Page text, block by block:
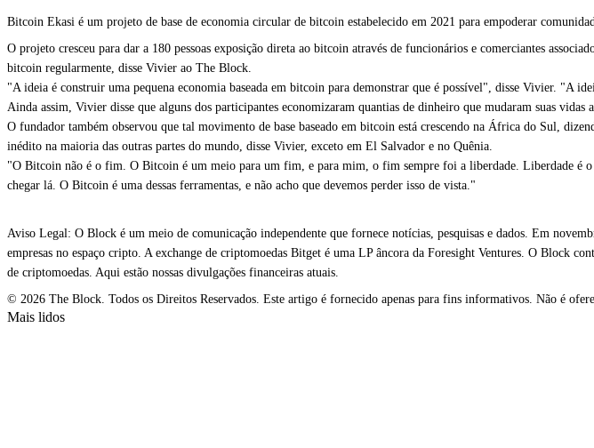
Bitcoin Ekasi é um projeto de base de economia circular de bitcoin estabelecido em 2021 para empoderar
O projeto cresceu para dar a 180 pessoas exposição direta ao bitcoin através de funcionários e comerciantes
bitcoin regularmente, disse Vivier ao The Block.
"A ideia é construir uma pequena economia baseada em bitcoin para demonstrar que é possível", disse Vivier. "A
Ainda assim, Vivier disse que alguns dos participantes economizaram quantias de dinheiro que mudaram suas vidas
O fundador também observou que tal movimento de base baseado em bitcoin está crescendo na África do Sul,
inédito na maioria das outras partes do mundo, disse Vivier, exceto em El Salvador e no Quênia.
"O Bitcoin não é o fim. O Bitcoin é um meio para um fim, e para mim, o fim sempre foi a liberdade. Liberdade é
chegar lá. O Bitcoin é uma dessas ferramentas, e não acho que devemos perder isso de vista."
Aviso Legal: O Block é um meio de comunicação independente que fornece notícias, pesquisas e dados. Em
empresas no espaço cripto. A exchange de criptomoedas Bitget é uma LP âncora da Foresight Ventures. O Block
de criptomoedas. Aqui estão nossas divulgações financeiras atuais.
© 2026 The Block. Todos os Direitos Reservados. Este artigo é fornecido apenas para fins informativos. Não é
Mais lidos